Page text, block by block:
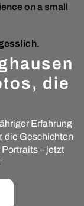
die
Erfahrung
die Geschichten
– jetzt